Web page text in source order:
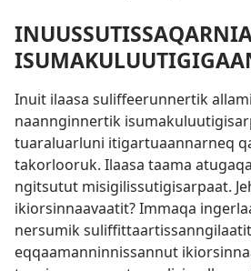
Inuit ilaasa sulif­feerun­ner­tik
naan­ngin­ner­tik
tuaraluarluni itigar­tuaan­nar­neq
takorlooruk. Ilaasa taama
ngitsutut misigilis­sutigisar­paat.
ikiorsin­naavaatit? Im­maqa
nersumik
eq­qaaman­nin­nis­san­nut